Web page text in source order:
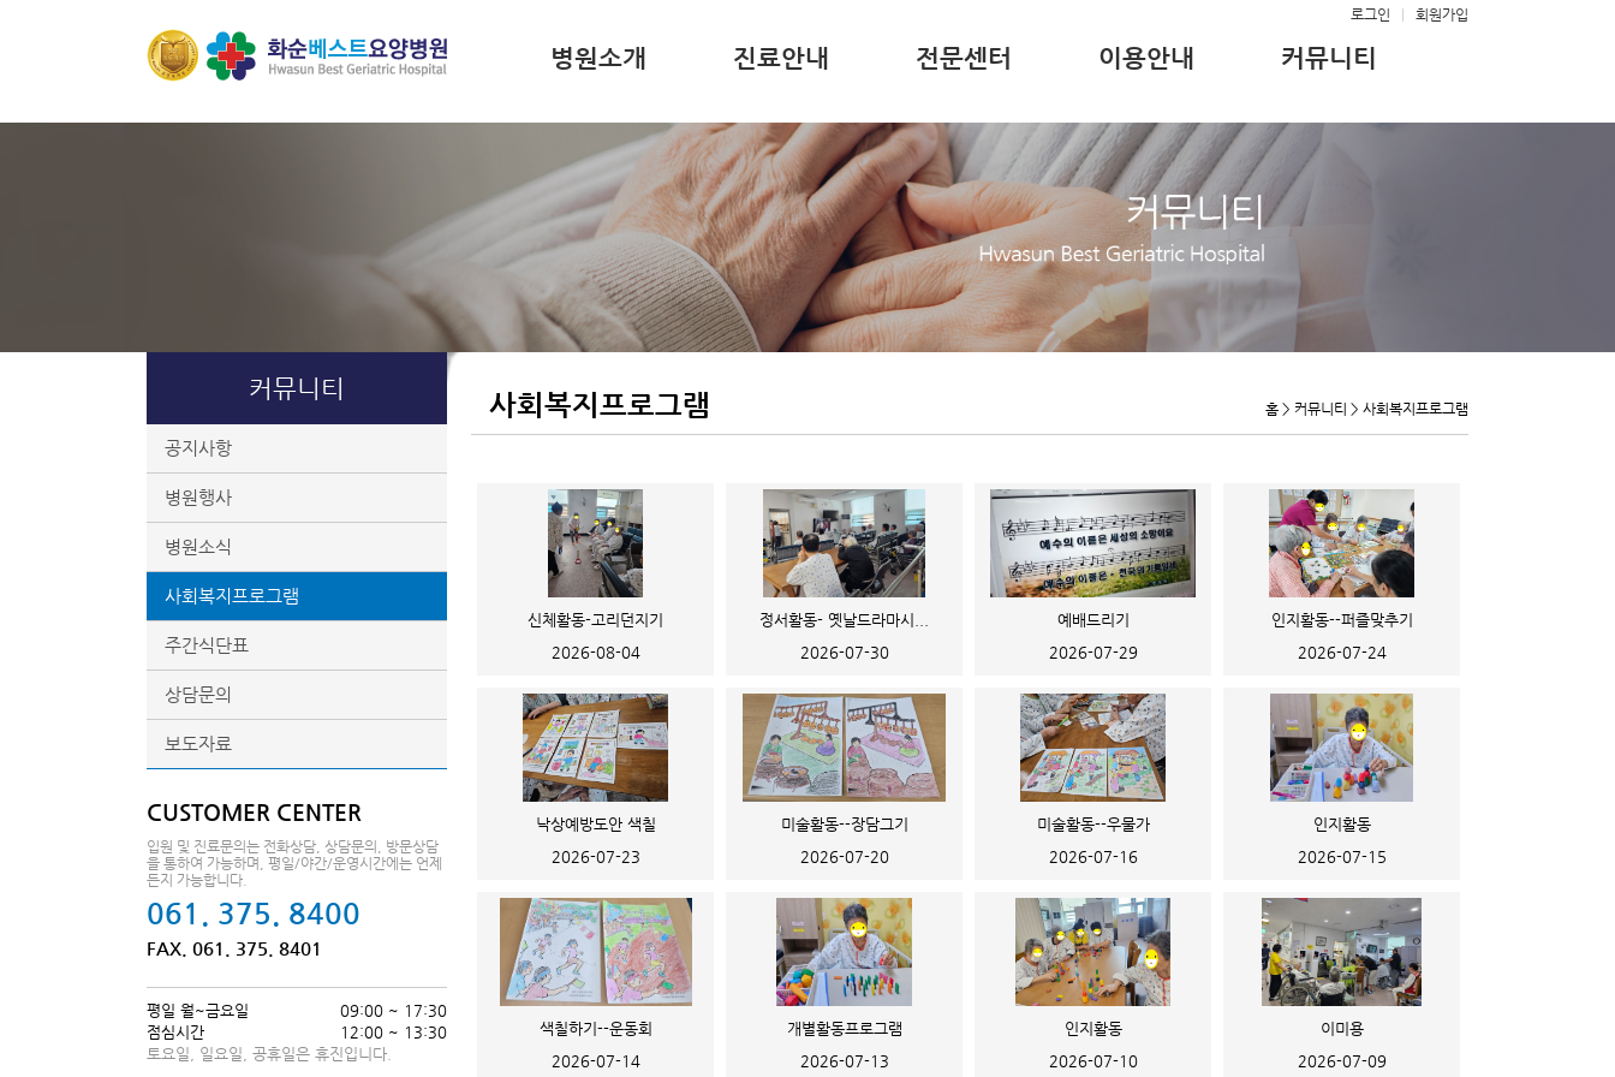
로그인 회원가입
병원소개 진료안내 전문센터 이용안내 커뮤니티
커뮤니티
공지사항
병원행사
병원소식
사회복지프로그램
주간식단표
상담문의
보도자료
CUSTOMER CENTER
입원 및 진료문의는 전화상담, 상담문의, 방문상담
을 통하여 가능하며, 평일/야간/운영시간에는 언제
든지 가능합니다.
061. 375. 8400
FAX. 061. 375. 8401
평일 월~금요일
09:00 ~ 17:30
점심시간
12:00 ~ 13:30
토요일, 일요일, 공휴일은 휴진입니다.
사회복지프로그램 홈 > 커뮤니티 > 사회복지프로그램
신체활동-고리던지기
2026-08-04
정서활동- 옛날드라마시...
2026-07-30
예배드리기
2026-07-29
인지활동--퍼즐맞추기
2026-07-24
낙상예방도안 색칠
2026-07-23
미술활동--장담그기
2026-07-20
미술활동--우물가
2026-07-16
인지활동
2026-07-15
색칠하기--운동회
2026-07-14
개별활동프로그램
2026-07-13
인지활동
2026-07-10
이미용
2026-07-09